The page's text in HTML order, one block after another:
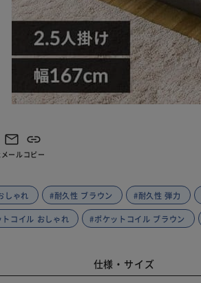
メールコピー
しゃれ #耐久性 ブラウン #耐久性 弾力
トコイル おしゃれ #ポケットコイル ブラウン
仕様・サイズ